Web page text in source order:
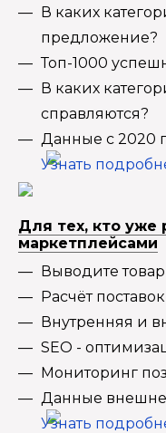
В каких
предложение?
Топ-1000
В каких
справляются?
Данные с 2020
Узнать
Для тех, кто уже
маркетплейсами
Выводите
Расчёт
Внутренняя и
SEO -
Мониторинг
Данные
Узнать